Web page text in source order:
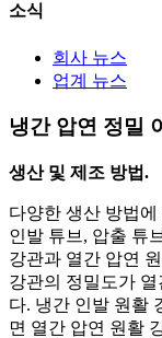
소식
회사 뉴스
업계 뉴스
냉간 압연 정밀
생산 및 제조 방법.
다양한 생산 방법
인발 튜브, 압출 튜
강관과 열간 압연
강관의 정밀도가
다. 냉간 인발 원활
면 열간 압연 원활